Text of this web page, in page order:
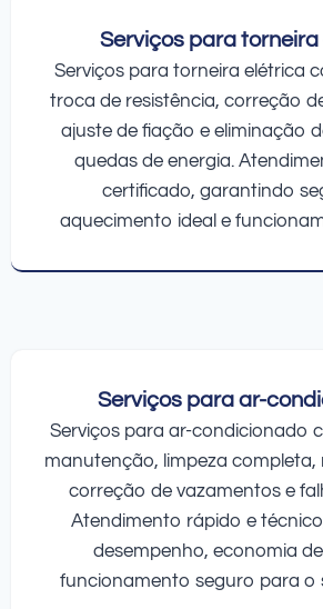
Serviços para
Serviços para torneira elétrica
troca de resistência, correção
ajuste de fiação e eliminação
quedas de energia.
certificado, garantindo
aquecimento ideal e
Serviços para ar-
Serviços para ar-condicionado
manutenção, limpeza completa,
correção de vazamentos e
Atendimento rápido e
desempenho, economia
funcionamento seguro para o